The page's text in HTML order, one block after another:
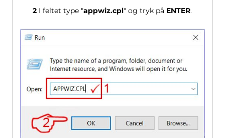
2 I feltet type "appwiz.cpl" og tryk på ENTER.